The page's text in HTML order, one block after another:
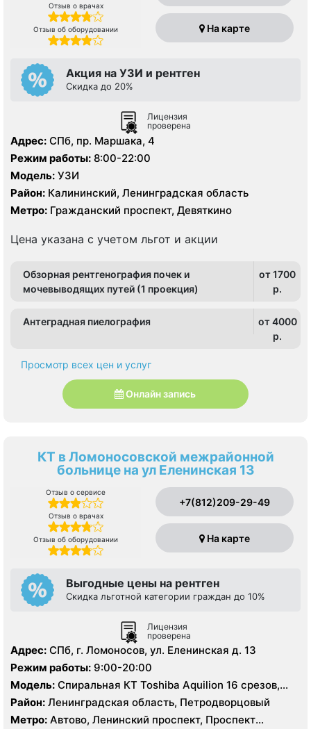
Отзыв о врачах
Отзыв об оборудовании На карте
Акция на УЗИ и рентген
Скидка до 20%
Лицензия
проверена
Адрес: СПб, пр. Маршака, 4
Режим работы: 8:00-22:00
Модель: УЗИ
Район: Калининский, Ленинградская область
Метро: Гражданский проспект, Девяткино
Цена указана с учетом льгот и акции
Обзорная рентгенография почек и
мочевыводящих путей (1 проекция)
от 1700
p.
Антеградная пиелография
от 4000
p.
Просмотр всех цен и услуг
Онлайн запись
КТ в Ломоносовской межрайонной
больнице на ул Еленинская 13
Отзыв о сервисе
Отзыв о врачах
Отзыв об оборудовании
+7(812)209-29-49
На карте
Выгодные цены на рентген
Скидка льготной категории граждан до 10%
Лицензия
проверена
Адрес: СПб, г. Ломоносов, ул. Еленинская д. 13
Режим работы: 9:00-20:00
Модель: Спиральная КТ Toshiba Aquilion 16 срезов,
УЗИ, рентген
Район: Ленинградская область, Петродворцовый
Метро: Автово, Ленинский проспект, Проспект